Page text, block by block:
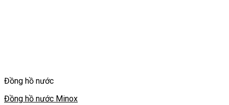
Đồng hồ nước
Đồng hồ nước Minox